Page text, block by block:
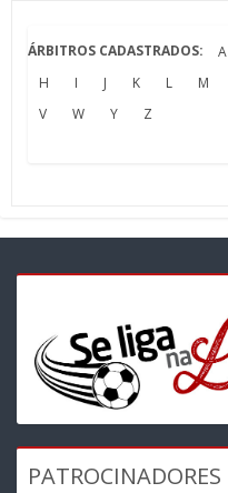
ÁRBITROS CADASTRADOS: A
H
I J K L M
V
W Y Z
PATROCINADORES